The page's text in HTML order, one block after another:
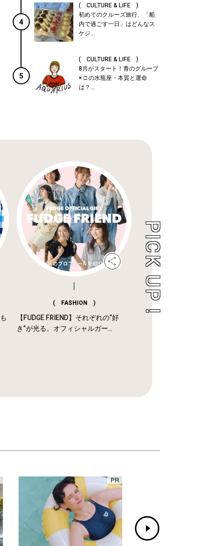
4
( CULTURE & LIFE )
初めてのクルーズ旅行、「船
内で過ごす一日」はどんなス
ケジ...
5
( CULTURE & LIFE )
8月がスタート！青のグループ
× □ の水瓶座・本質と運命
は？...
( FASHION )
【FUDGE FRIEND】それぞれの“好
き”が光る。オフィシャルガー...